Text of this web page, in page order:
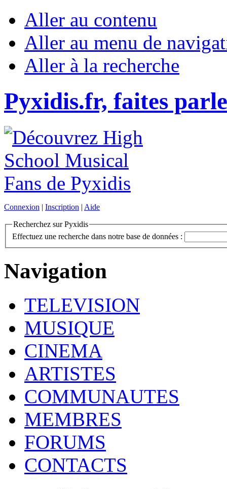
Aller au contenu
Aller au menu de
Aller à la recherche
Pyxidis.fr, faites
Connexion | Inscription | Aide
Recherchez sur Pyxidis
Effectuez une recherche dans notre base de données :
Navigation
TELEVISION
MUSIQUE
CINEMA
ARTISTES
COMMUNAUTES
MEMBRES
FORUMS
CONTACTS